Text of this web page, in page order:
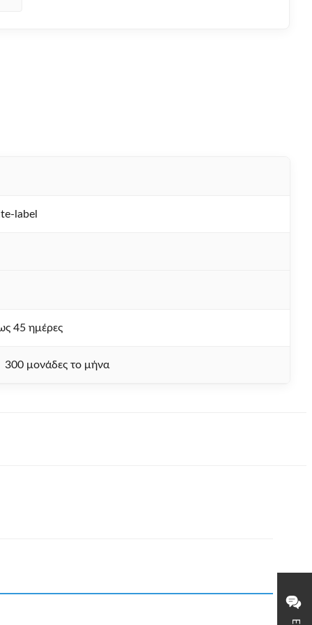
label
45 ημέρες
300 μονάδες το μήνα